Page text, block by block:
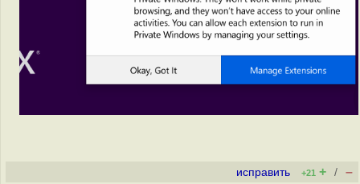
исправить +21 + / –